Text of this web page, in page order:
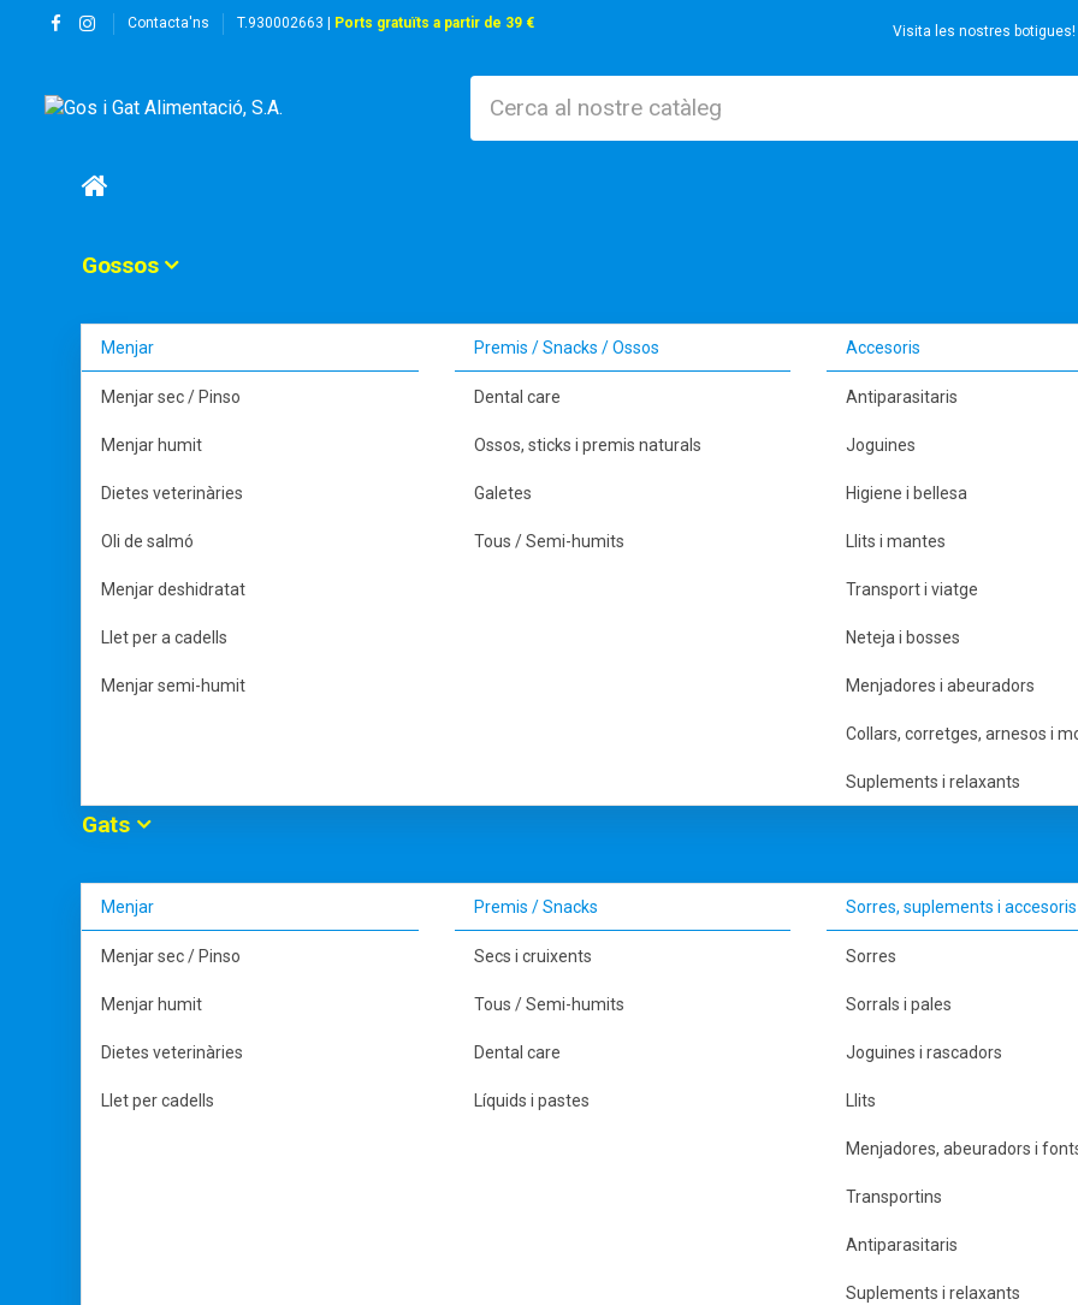
Contacta'ns T.930002663 | Ports gratuïts a partir de 39 €
Visita les nostres
Gossos
Menjar Premis / Snacks / Ossos Accesoris
Menjar sec / Pinso
Menjar humit
Dietes veterinàries
Oli de salmó
Menjar deshidratat
Llet per a cadells
Menjar semi-humit
Dental care
Ossos, sticks i premis naturals
Galetes
Tous / Semi-humits
Antiparasitaris
Joguines
Higiene i bellesa
Llits i mantes
Transport i viatge
Neteja i bosses
Menjadores i abeuradors
Collars, corretges, arnesos i
Suplements i relaxants
Gats
Menjar Premis / Snacks Sorres, suplements i accesoris
Menjar sec / Pinso
Menjar humit
Dietes veterinàries
Llet per cadells
Secs i cruixents
Tous / Semi-humits
Dental care
Líquids i pastes
Sorres
Sorrals i pales
Joguines i rascadors
Llits
Menjadores, abeuradors i
Transportins
Antiparasitaris
Suplements i relaxants